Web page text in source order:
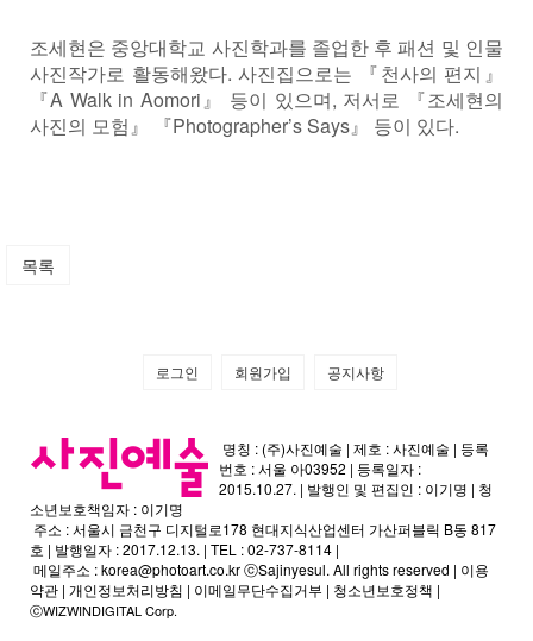
조세현은 중앙대학교 사진학과를 졸업한 후 패션 및 인물
사진작가로 활동해왔다. 사진집으로는 『천사의 편지』
『A Walk in Aomori』 등이 있으며, 저서로 『조세현의
사진의 모험』 『Photographer’s Says』 등이 있다.
목록
로그인 회원가입 공지사항
명칭 : (주)사진예술 | 제호 : 사진예술 | 등록
번호 : 서울 아03952 | 등록일자 :
2015.10.27. | 발행인 및 편집인 : 이기명 | 청
소년보호책임자 : 이기명
주소 : 서울시 금천구 디지털로178 현대지식산업센터 가산퍼블릭 B동 817
호 | 발행일자 : 2017.12.13. | TEL : 02-737-8114 |
메일주소 :korea@photoart.co.krⓒSajinyesul. All rights reserved | 이용
약관 | 개인정보처리방침 | 이메일무단수집거부 | 청소년보호정책 |
ⓒWIZWINDIGITAL Corp.